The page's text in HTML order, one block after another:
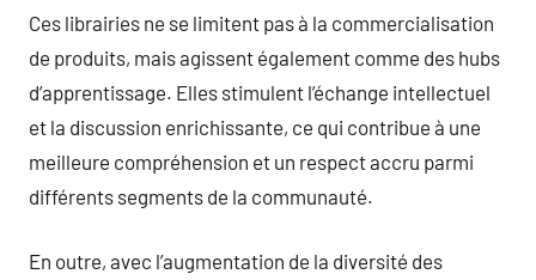
Ces librairies ne se limitent pas à la commercialisation
de produits, mais agissent également comme des hubs
d’apprentissage. Elles stimulent l’échange intellectuel
et la discussion enrichissante, ce qui contribue à une
meilleure compréhension et un respect accru parmi
différents segments de la communauté.
En outre, avec l’augmentation de la diversité des